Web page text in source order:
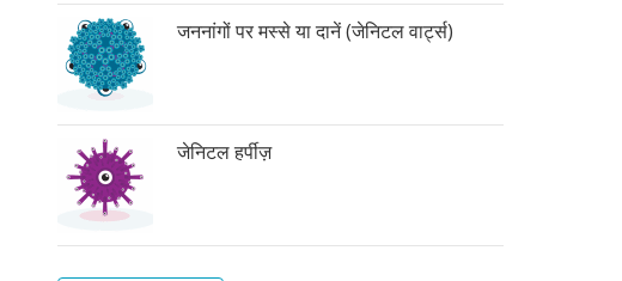
जननांगों पर मस्से या दानें (जेनिटल वार्ट्स)
जेनिटल हर्पीज़